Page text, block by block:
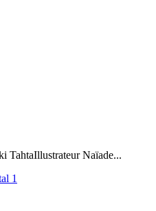
TahtaIllustrateur Naïade...